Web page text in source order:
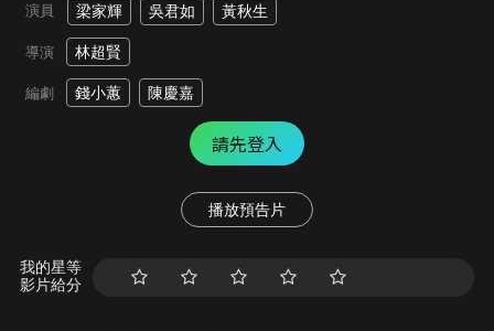
演員 梁家輝 吳君如 黃秋生
導演 林超賢
編劇 錢小蕙 陳慶嘉
請先登入
播放預告片
我的星等
影片給分